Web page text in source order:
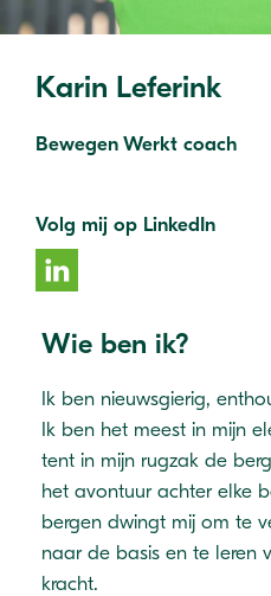
Karin Leferink
Bewegen Werkt coach
Volg mij op LinkedIn
Wie ben ik?
Ik ben nieuwsgierig,
Ik ben het meest in mijn
tent in mijn rugzak de
het avontuur achter elke
bergen dwingt mij om te
naar de basis en te leren
kracht.